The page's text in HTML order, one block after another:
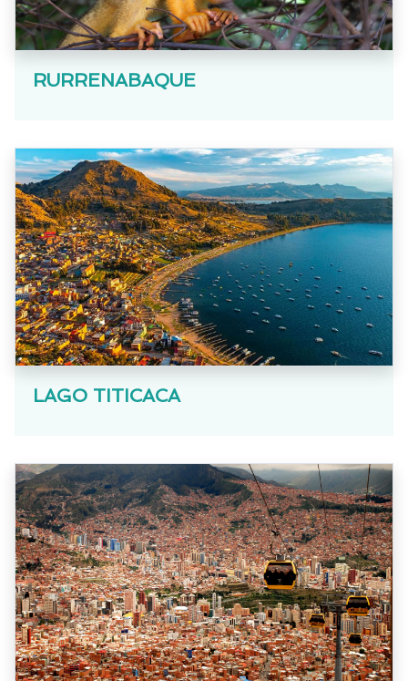
RURRENABAQUE
LAGO TITICACA